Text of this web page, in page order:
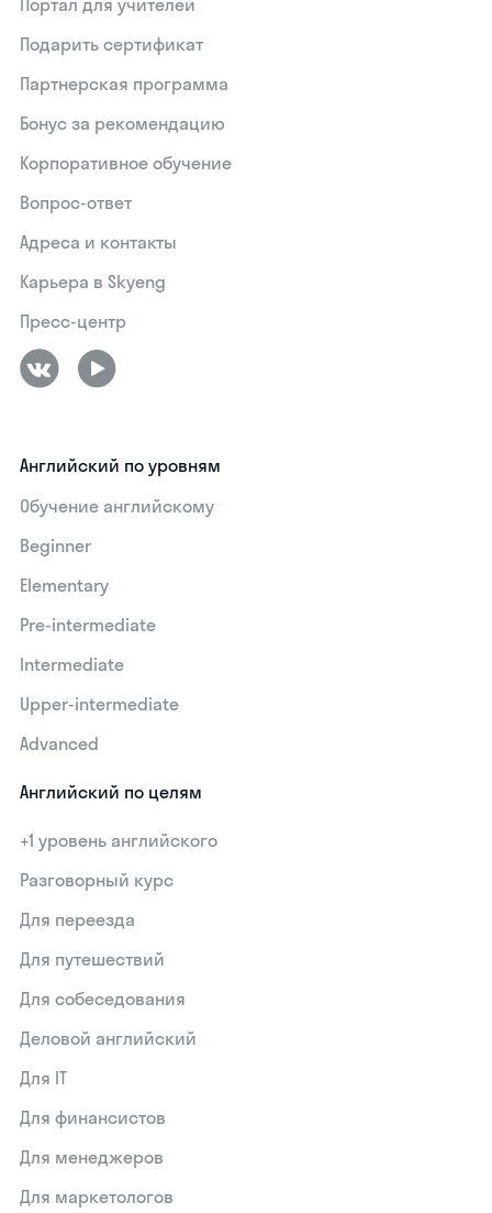
Портал для учителей
Подарить сертификат
Партнерская программа
Бонус за рекомендацию
Корпоративное обучение
Вопрос-ответ
Адреса и контакты
Карьера в Skyeng
Пресс-центр
Английский по уровням
Обучение английскому
Beginner
Elementary
Pre-intermediate
Intermediate
Upper-intermediate
Advanced
Английский по целям
+1 уровень английского
Разговорный курс
Для переезда
Для путешествий
Для собеседования
Деловой английский
Для IT
Для финансистов
Для менеджеров
Для маркетологов